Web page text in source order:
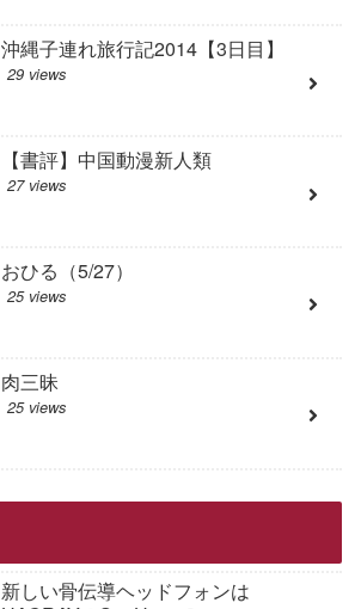
沖縄子連れ旅行記2014【3日目】
29 views
【書評】中国動漫新人類
27 views
おひる（5/27）
25 views
肉三昧
25 views
新しい骨伝導ヘッドフォンは